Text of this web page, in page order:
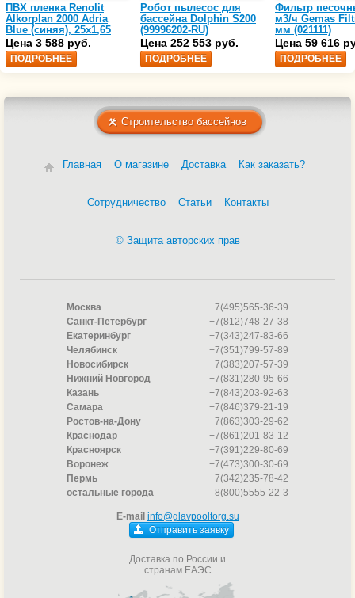
ПВХ пленка Renolit
Alkorplan 2000 Adria
Blue (синяя), 25х1,65
(35216203)
Цена 3 588 руб.
ПОДРОБНЕЕ
Робот пылесос для
бассейна Dolphin S200
(99996202-RU)
Цена 252 553 руб.
ПОДРОБНЕЕ
Фильтр
м3/ч Gemas
мм (021111)
Цена 59 616
ПОДРОБНЕЕ
Строительство бассейнов
Главная О магазине Доставка Как заказать?
Сотрудничество Статьи Контакты
© Защита авторских прав
Москва
+7(495)565-36-39
Санкт-Петербург
+7(812)748-27-38
Екатеринбург
+7(343)247-83-66
Челябинск
+7(351)799-57-89
Новосибирск
+7(383)207-57-39
Нижний Новгород
+7(831)280-95-66
Казань
+7(843)203-92-63
Самара
+7(846)379-21-19
Ростов-на-Дону
+7(863)303-29-62
Краснодар
+7(861)201-83-12
Красноярск
+7(391)229-80-69
Воронеж
+7(473)300-30-69
Пермь
+7(342)235-78-42
остальные города
8(800)5555-22-3
E-mail info@glavpooltorg.su
Отправить заявку
Доставка по России и
странам ЕАЭС